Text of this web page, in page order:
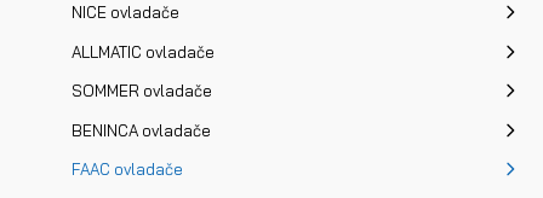
NICE ovladače
ALLMATIC ovladače
SOMMER ovladače
BENINCA ovladače
FAAC ovladače